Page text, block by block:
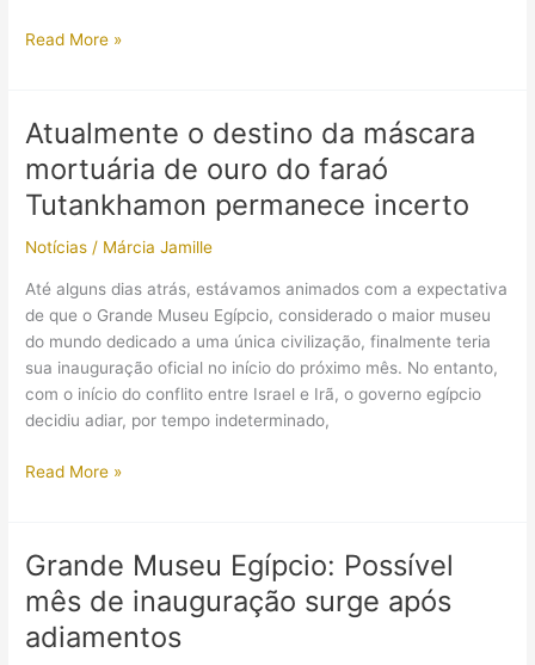
Turistas
com
adiamento
da
estreia
oficial
Grande
Museu
Egípcio
Read More »
Atualmente o destino da máscara
mortuária de ouro do faraó
Tutankhamon permanece incerto
Notícias / Márcia Jamille
Até alguns dias atrás, estávamos animados com a expectativa
de que o Grande Museu Egípcio, considerado o maior museu
do mundo dedicado a uma única civilização, finalmente teria
sua inauguração oficial no início do próximo mês. No entanto,
com o início do conflito entre Israel e Irã, o governo egípcio
decidiu adiar, por tempo indeterminado,
Atualmente
máscara
mortuária
de
ouro
Read More »
Grande Museu Egípcio: Possível
mês de inauguração surge após
adiamentos